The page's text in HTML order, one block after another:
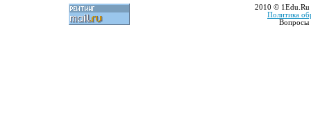
2010 © 1Edu.Ru
Политика
Вопросы